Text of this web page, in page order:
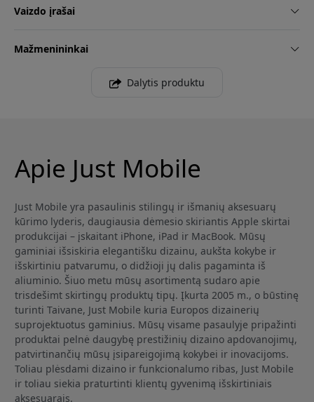
Vaizdo įrašai
Mažmenininkai
Dalytis produktu
Apie Just Mobile
Just Mobile yra pasaulinis stilingų ir išmanių aksesuarų
kūrimo lyderis, daugiausia dėmesio skiriantis Apple skirtai
produkcijai – įskaitant iPhone, iPad ir MacBook. Mūsų
gaminiai išsiskiria elegantišku dizainu, aukšta kokybe ir
išskirtiniu patvarumu, o didžioji jų dalis pagaminta iš
aliuminio. Šiuo metu mūsų asortimentą sudaro apie
trisdešimt skirtingų produktų tipų. Įkurta 2005 m., o būstinę
turinti Taivane, Just Mobile kuria Europos dizainerių
suprojektuotus gaminius. Mūsų visame pasaulyje pripažinti
produktai pelnė daugybę prestižinių dizaino apdovanojimų,
patvirtinančių mūsų įsipareigojimą kokybei ir inovacijoms.
Toliau plėsdami dizaino ir funkcionalumo ribas, Just Mobile
ir toliau siekia praturtinti klientų gyvenimą išskirtiniais
aksesuarais.